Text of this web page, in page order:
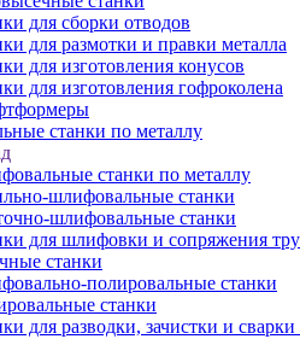
для сборки отводов
для размотки и правки металла
для изготовления конусов
для изготовления гофроколена
станки по металлу
станки по металлу
шлифовальные станки
шлифовальные станки
для шлифовки и сопряжения
станки
полировальные станки
станки
для разводки, зачистки и сварки